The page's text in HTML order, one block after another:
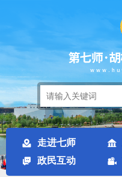
走进七师
政民互动